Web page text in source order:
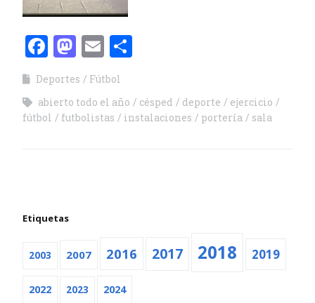
Facebook
Mastodon
Email
Deportes
Fútbol
abierto todo el año
césped deporte
ejercicio
fútbol
futbolistas instalaciones portería sala
Etiquetas
2003 2007 2016 2017 2018 2019
2022 2023 2024